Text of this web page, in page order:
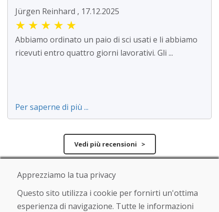
Jürgen Reinhard , 17.12.2025
★ ★ ★ ★ ★
Abbiamo ordinato un paio di sci usati e li abbiamo
ricevuti entro quattro giorni lavorativi. Gli ...
Per saperne di più ...
Vedi più recensioni >
Scrivi una recensione
★★★★★
Apprezziamo la tua privacy
Questo sito utilizza i cookie per fornirti un'ottima
esperienza di navigazione. Tutte le informazioni